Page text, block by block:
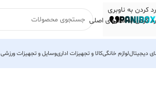
رد کردن به ناوبری
رد کردن به محتوای اصلی
دیجیتاللوازم خانگیکالا و تجهیزات اداریوسایل و تجهیزات ورزشی